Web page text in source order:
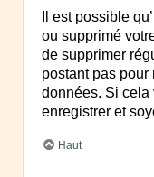
Il est possible
ou supprimé
de supprimer
postant pas
données. Si cela
enregistrer et
Haut